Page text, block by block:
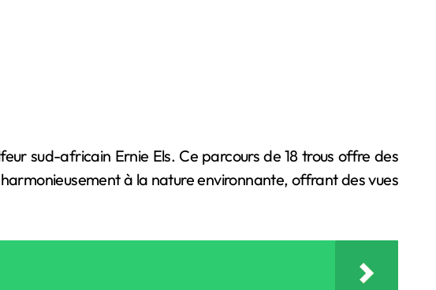
sud-africain Ernie Els. Ce parcours de 18 trous offre des
à la nature environnante, offrant des vues